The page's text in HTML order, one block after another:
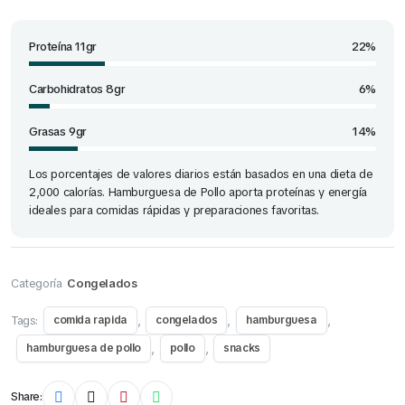
Cereales Ángel Bolsa 130 Gr (Todos los Sabores)
Proteína 11gr 22%
Carbohidratos 8gr 6%
Grasas 9gr 14%
Los porcentajes de valores diarios están basados en una dieta de
2,000 calorías. Hamburguesa de Pollo aporta proteínas y energía
ideales para comidas rápidas y preparaciones favoritas.
Categoría Congelados
Tags: comida rapida , congelados , hamburguesa ,
hamburguesa de pollo , pollo , snacks
Share: